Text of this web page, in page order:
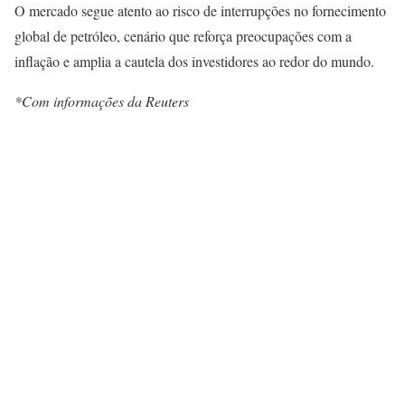
O mercado segue atento ao risco de interrupções no fornecimento
global de petróleo, cenário que reforça preocupações com a
inflação e amplia a cautela dos investidores ao redor do mundo.
*Com informações da Reuters